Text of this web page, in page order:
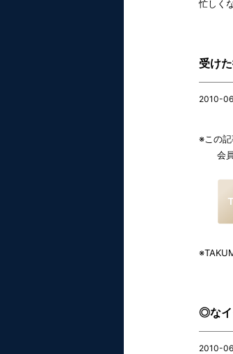
忙しく
受け
2010-
※この記
会員
◎なイ
2010-